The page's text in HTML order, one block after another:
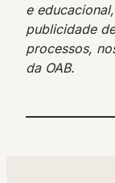
e
publicidade
processos,
da OAB.